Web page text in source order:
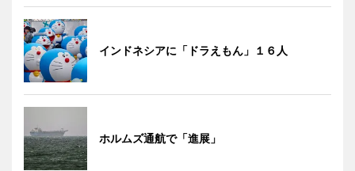
インドネシアに「ドラえもん」１６人
ホルムズ通航で「進展」